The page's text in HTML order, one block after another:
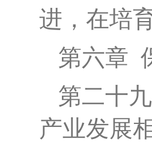
进，在培
第六章
第二十九
产业发展